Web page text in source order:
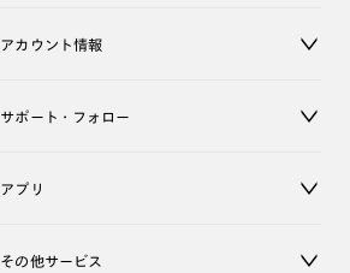
アカウント情報
サポート・フォロー
アプリ
その他サービス